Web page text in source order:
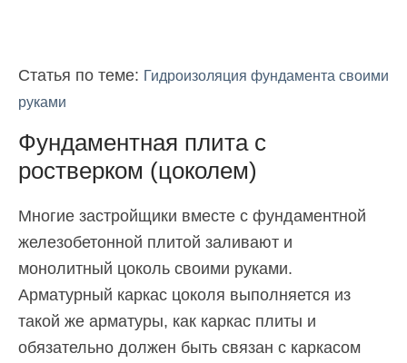
Статья по теме: Гидроизоляция фундамента своими
руками
Фундаментная плита с
ростверком (цоколем)
Многие застройщики вместе с фундаментной
железобетонной плитой заливают и
монолитный цоколь своими руками.
Арматурный каркас цоколя выполняется из
такой же арматуры, как каркас плиты и
обязательно должен быть связан с каркасом